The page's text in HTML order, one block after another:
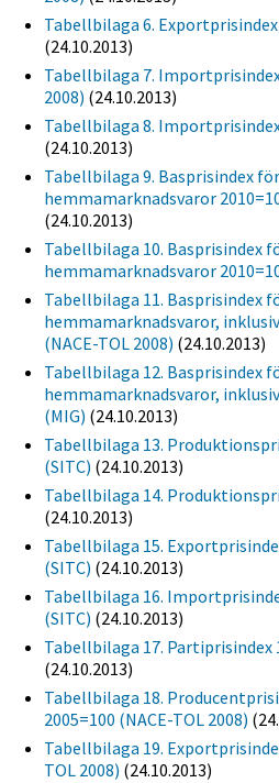
Tabellbilaga 6. Exportprisindex
(24.10.2013)
Tabellbilaga 7.
2008) (24.10.2013)
Tabellbilaga 8.
(24.10.2013)
Tabellbilaga 9. Basprisindex för
hemmamarknadsvaror
(24.10.2013)
Tabellbilaga 10. Basprisindex
hemmamarknadsvaror
Tabellbilaga 11. Basprisindex
hemmamarknadsvaror,
(NACE-TOL 2008) (24.10.2013)
Tabellbilaga 12. Basprisindex
hemmamarknadsvaror,
(MIG) (24.10.2013)
Tabellbilaga 13.
(SITC) (24.10.2013)
Tabellbilaga 14.
(24.10.2013)
Tabellbilaga 15.
(SITC) (24.10.2013)
Tabellbilaga 16.
(SITC) (24.10.2013)
Tabellbilaga 17. Partiprisindex
(24.10.2013)
Tabellbilaga 18.
2005=100 (NACE-TOL 2008)
Tabellbilaga 19.
TOL 2008) (24.10.2013)